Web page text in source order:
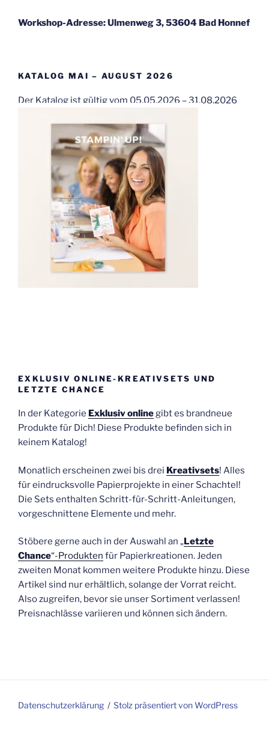
Workshop-Adresse: Ulmenweg 3, 53604 Bad Honnef
KATALOG MAI – AUGUST 2026
Der Katalog ist gültig vom 05.05.2026 – 31.08.2026
EXKLUSIV ONLINE-KREATIVSETS UND
LETZTE CHANCE
In der Kategorie Exklusiv onlinegibt es brandneue
Produkte für Dich! Diese Produkte befinden sich in
keinem Katalog!
Monatlich erscheinen zwei bis drei Kreativsets! Alles
für eindrucksvolle Papierprojekte in einer Schachtel!
Die Sets enthalten Schritt-für-Schritt-Anleitungen,
vorgeschnittene Elemente und mehr.
Stöbere gerne auch in der Auswahl an „Letzte
Chance“-Produkten für Papierkreationen. Jeden
zweiten Monat kommen weitere Produkte hinzu. Diese
Artikel sind nur erhältlich, solange der Vorrat reicht.
Also zugreifen, bevor sie unser Sortiment verlassen!
Preisnachlässe variieren und können sich ändern.
Datenschutzerklärung Stolz präsentiert von WordPress